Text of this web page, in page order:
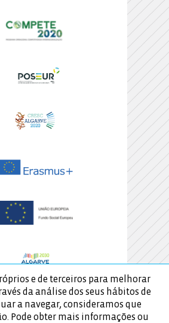
e de terceiros para melhorar
da análise dos seus hábitos de
a navegar, consideramos que
Pode obter mais informações ou